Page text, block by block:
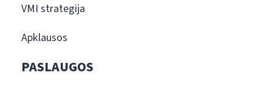
VMI strategija
Apklausos
PASLAUGOS